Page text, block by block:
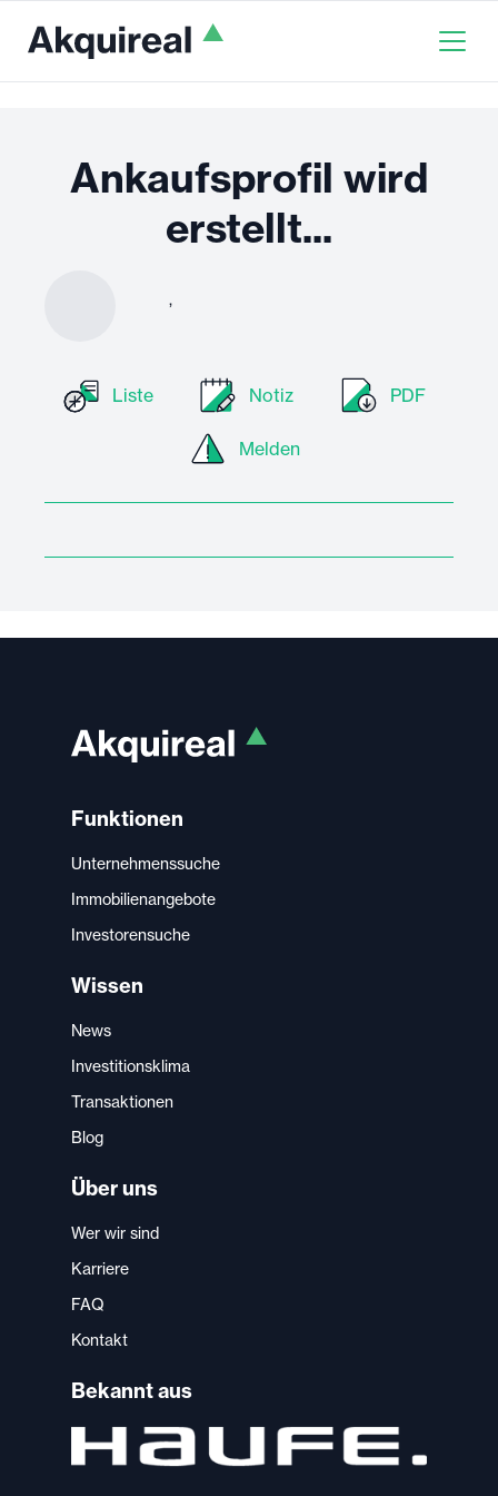
Ankaufsprofil wird
erstellt...
,
Liste Notiz PDF
Melden
Funktionen
Unternehmenssuche
Immobilienangebote
Investorensuche
Wissen
News
Investitionsklima
Transaktionen
Blog
Über uns
Wer wir sind
Karriere
FAQ
Kontakt
Bekannt aus